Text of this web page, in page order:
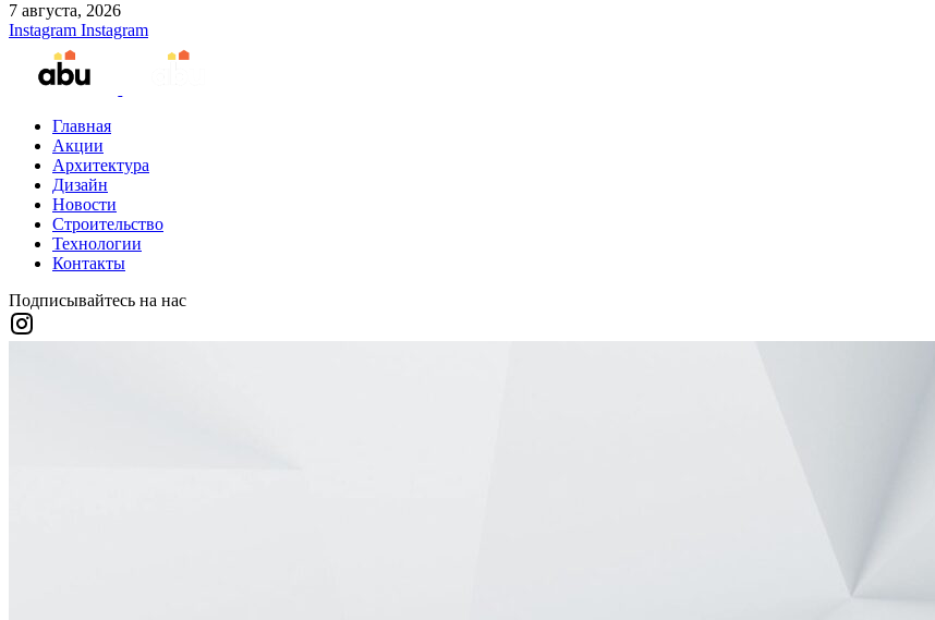
7 августа, 2026
Instagram Instagram
Главная
Акции
Архитектура
Дизайн
Новости
Строительство
Технологии
Контакты
Подписывайтесь на нас